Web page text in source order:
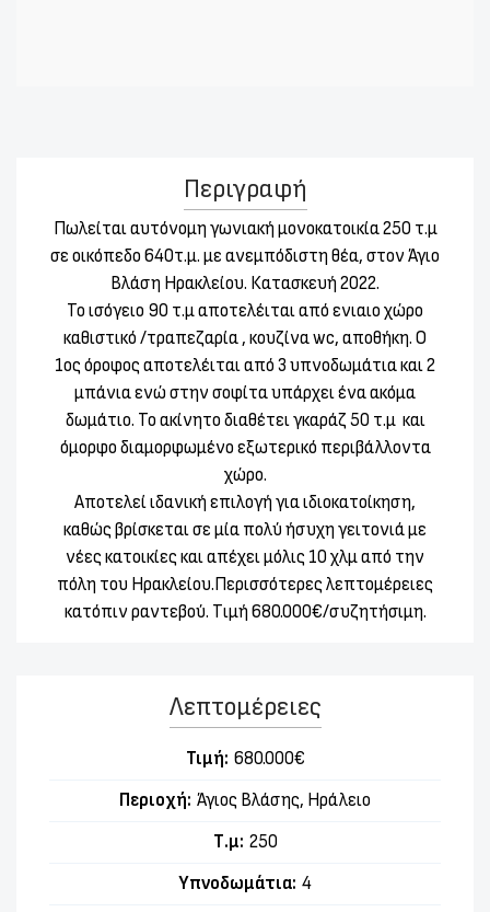
Περιγραφή
Πωλείται αυτόνομη γωνιακή μονοκατοικία 250 τ.μ
σε οικόπεδο 640τ.μ. με ανεμπόδιστη θέα, στον Άγιο
Βλάση Ηρακλείου. Κατασκευή 2022.
Το ισόγειο 90 τ.μ αποτελέιται από ενιαιο χώρο
καθιστικό /τραπεζαρία , κουζίνα wc, αποθήκη. Ο
1ος όροφος αποτελέιται από 3 υπνοδωμάτια και 2
μπάνια ενώ στην σοφίτα υπάρχει ένα ακόμα
δωμάτιο. Το ακίνητο διαθέτει γκαράζ 50 τ.μ και
όμορφο διαμορφωμένο εξωτερικό περιβάλλοντα
χώρο.
Αποτελεί ιδανική επιλογή για ιδιοκατοίκηση,
καθώς βρίσκεται σε μία πολύ ήσυχη γειτονιά με
νέες κατοικίες και απέχει μόλις 10 χλμ από την
πόλη του Ηρακλείου.Περισσότερες λεπτομέρειες
κατόπιν ραντεβού. Tιμή 680.000€/συζητήσιμη.
Λεπτομέρειες
Τιμή: 680.000€
Περιοχή: Άγιος Βλάσης, Ηράλειο
Τ.μ: 250
Υπνοδωμάτια: 4